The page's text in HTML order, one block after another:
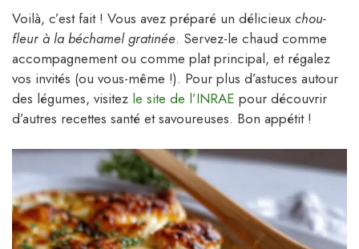
Voilà, c’est fait ! Vous avez préparé un délicieux chou-
fleur à la béchamel gratinée. Servez-le chaud comme
accompagnement ou comme plat principal, et régalez
vos invités (ou vous-même !). Pour plus d’astuces autour
des légumes, visitez le site de l’INRAE pour découvrir
d’autres recettes santé et savoureuses. Bon appétit !